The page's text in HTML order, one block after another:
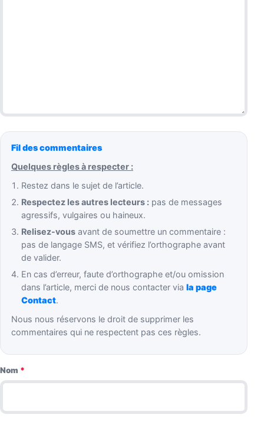
Fil des commentaires
Quelques règles à respecter :
Restez dans le sujet de l’article.
Respectez les autres lecteurs : pas de messages
agressifs, vulgaires ou haineux.
Relisez-vous avant de soumettre un commentaire :
pas de langage SMS, et vérifiez l’orthographe avant
de valider.
En cas d’erreur, faute d’orthographe et/ou omission
dans l’article, merci de nous contacter viala page
Contact.
Nous nous réservons le droit de supprimer les
commentaires qui ne respectent pas ces règles.
Nom *